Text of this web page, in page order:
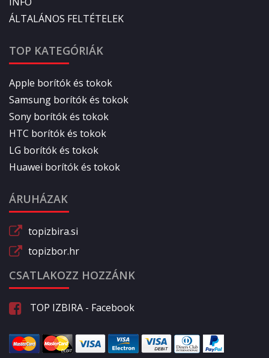
ÁLTALÁNOS FELTÉTELEK
TOP KATEGÓRIÁK
Apple borítók és tokok
Samsung borítók és tokok
Sony borítók és tokok
HTC borítók és tokok
LG borítók és tokok
Huawei borítók és tokok
ÁRUHÁZAK
topizbira.si
topizbor.hr
CSATLAKOZZ HOZZÁNK
TOP IZBIRA - Facebook